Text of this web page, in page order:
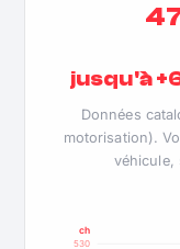
jusqu'à
Données
motorisation).
véhicule,
530
ch